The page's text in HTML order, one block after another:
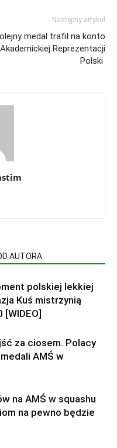
Następny artykuł
medal trafił na konto
Akademickiej Reprezentacji
Polski
AUTORA
polskiej lekkiej
Kuś mistrzynią
za ciosem. Polacy
AMŚ w
na AMŚ w squashu
na pewno będzie